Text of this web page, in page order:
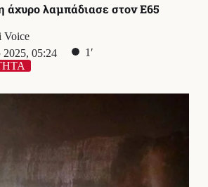
λαμπάδιασε στον Ε65
Voice
2025, 05:24
1′